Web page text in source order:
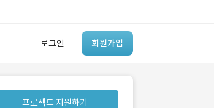
로그인 회원가입
유사사례 검색 AI
프로젝트 지원하기